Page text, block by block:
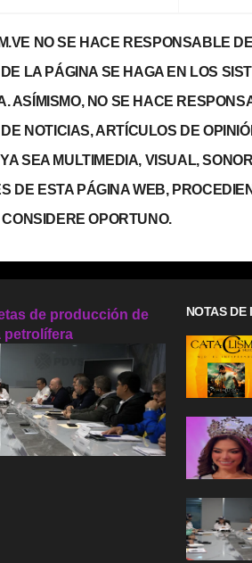
NO SE HACE RESPONSABLE
LA PÁGINA SE HAGA EN LOS
ASÍMISMO, NO SE HACE
NOTICIAS, ARTÍCULOS DE
SEA MULTIMEDIA, VISUAL,
DE ESTA PÁGINA WEB,
OPORTUNO.
de producción de
petrolífera
NOTAS DE